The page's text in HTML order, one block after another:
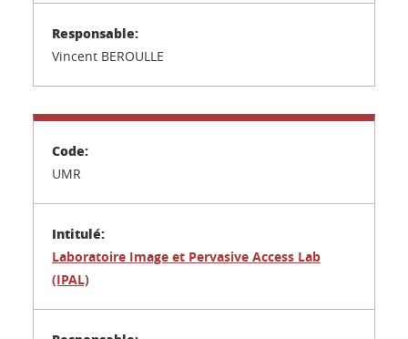
Vincent BEROULLE
UMR
Laboratoire Image et Pervasive Access Lab
(IPAL)